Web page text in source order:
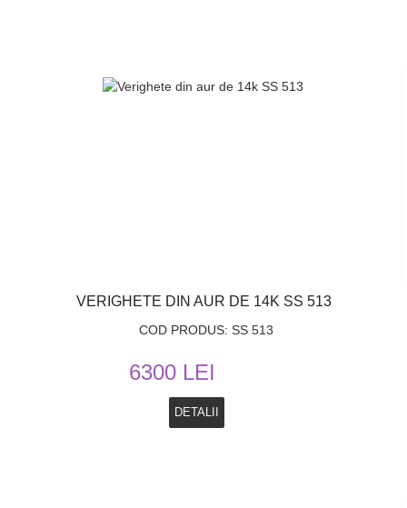
VERIGHETE DIN AUR DE 14K SS 513
COD PRODUS: SS 513
6300 LEI
DETALII